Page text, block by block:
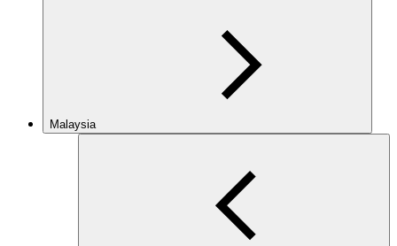
Malaysia